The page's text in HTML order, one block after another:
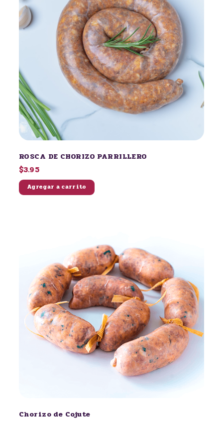
ROSCA DE CHORIZO PARRILLERO
$3.95
Agregar a carrito
Chorizo de Cojute